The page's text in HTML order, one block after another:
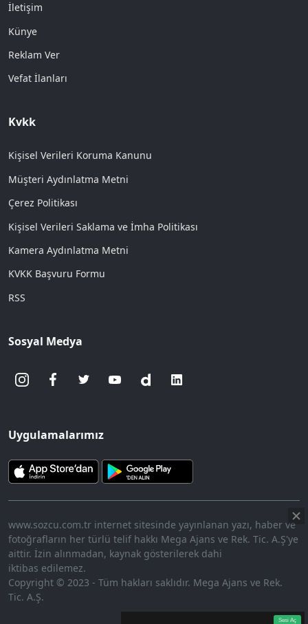
Aç
9.13%
Sesi Aç
İletişim
Künye
Reklam Ver
Vefat İlanları
Kvkk
Kişisel Verileri Koruma Kanunu
Müşteri Aydınlatma Metni
Çerez Politikası
Kişisel Verileri Saklama ve İmha Politikası
Kamera Aydınlatma Metni
KVKK Başvuru Formu
RSS
Sosyal Medya
Uygulamalarımız
www.sozcu.com.tr internet sitesinde yayınlanan yazı, haber ve
fotoğrafların her türlü telif hakkı Mega Ajans ve Rek. Tic. A.Ş'ye
aittir. İzin alınmadan, kaynak gösterilerek dahi
iktibas edilemez.
Copyright © 2023 - Tüm hakları saklıdır. Mega Ajans ve Rek.
Tic. A.Ş.